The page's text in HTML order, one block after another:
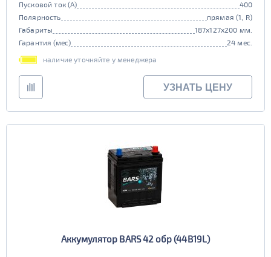
Пусковой ток (А)
400
Полярность
прямая (1, R)
Габариты
187x127x200 мм.
Гарантия (мес)
24 мес.
наличие уточняйте у менеджера
УЗНАТЬ ЦЕНУ
Аккумулятор BARS 42 обр (44B19L)